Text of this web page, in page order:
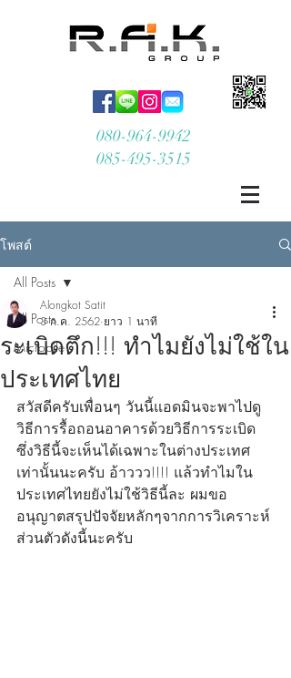
080-964-9942
085-495-3515
โพสต์
All Posts
Micropile
All Posts
ระเบิดตึก!!! ทำไมยังไม่ใช้ใน
ประเทศไทย
Alongkot Satit
3 ก.ค. 2562 ยาว 1 นาที
สวัสดีครับเพื่อนๆ วันนี้แอดมินจะพาไปดู
วิธีการรื้อถอนอาคารด้วยวิธีการระเบิด
ซึ่งวิธีนี้จะเห็นได้เฉพาะในต่างประเทศ
เท่านั้นนะครับ อ้าววว!!!! แล้วทำไมใน
ประเทศไทยยังไม่ใช้วิธีนี้ละ ผมขอ
อนุญาตสรุปปัจจัยหลักๆจากการวิเคราะห์
ส่วนตัวดังนี้นะครับ